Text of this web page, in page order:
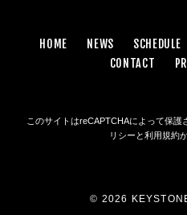
HOME NEWS SCHEDULE
CONTACT
このサイトはreCAPTCHAによって保護
リシー と利用規約
© 2026